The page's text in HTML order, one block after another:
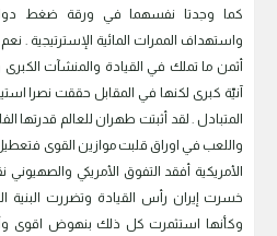
كما وجدتا نفسهما في ورقة ضغط
واستهداف الممرات المائية الإسترتيجية .
أثمن ما تملك في القيادة والمنشآت
آنيّة كبرى لكنها في المقابل حققت نصرا
المتبادل . لقد أثبتت طهران للعالم قدرتها
واللعب في اوراق قلبت موازين القوى
الأمريكية أفقد التفوق الأمريكي
خسرت إيران رأس القيادة وتضررت البنية
وكأنها استثمرت كل ذلك بنهوض اقوى